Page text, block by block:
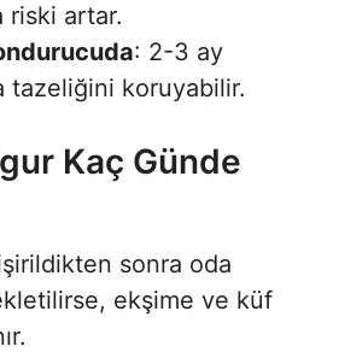
riski artar.
: 2-3 ay
tazeliğini koruyabilir.
Kaç Günde
sonra oda
ekşime ve küf